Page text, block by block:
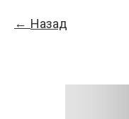
Назад